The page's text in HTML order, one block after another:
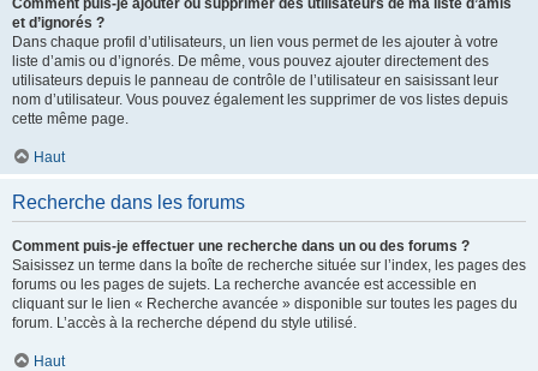
Comment puis-je ajouter ou supprimer des utilisateurs de ma liste d’amis
et d’ignorés ?
Dans chaque profil d’utilisateurs, un lien vous permet de les ajouter à votre
liste d’amis ou d’ignorés. De même, vous pouvez ajouter directement des
utilisateurs depuis le panneau de contrôle de l’utilisateur en saisissant leur
nom d’utilisateur. Vous pouvez également les supprimer de vos listes depuis
cette même page.
Haut
Recherche dans les forums
Comment puis-je effectuer une recherche dans un ou des forums ?
Saisissez un terme dans la boîte de recherche située sur l’index, les pages des
forums ou les pages de sujets. La recherche avancée est accessible en
cliquant sur le lien « Recherche avancée » disponible sur toutes les pages du
forum. L’accès à la recherche dépend du style utilisé.
Haut